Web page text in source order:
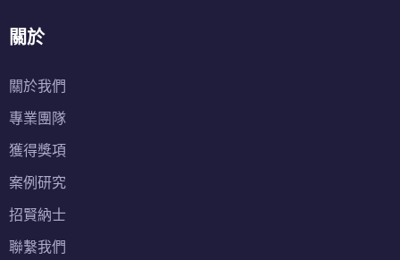
關於
關於我們
專業團隊
獲得獎項
案例研究
招賢納士
聯繫我們